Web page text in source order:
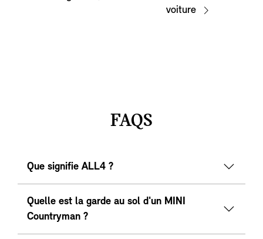
voiture
FAQS
Que signifie ALL4 ?
Quelle est la garde au sol d'un MINI
Countryman ?